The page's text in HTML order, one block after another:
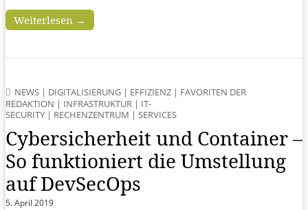
Weiterlesen →
NEWS | DIGITALISIERUNG | EFFIZIENZ | FAVORITEN DER
REDAKTION | INFRASTRUKTUR | IT-
SECURITY | RECHENZENTRUM | SERVICES
Cybersicherheit und Container –
So funktioniert die Umstellung
auf DevSecOps
5. April 2019